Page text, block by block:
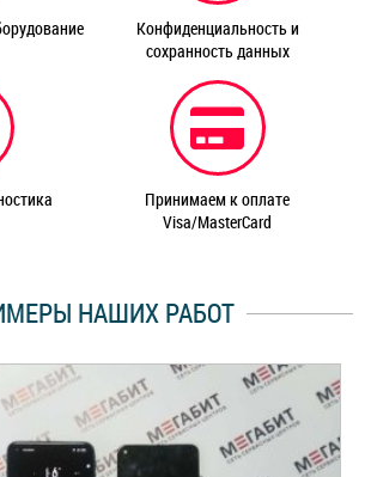
Конфиденциальность и
сохранность данных
Принимаем к оплате
Visa/MasterCard
НАШИХ РАБОТ